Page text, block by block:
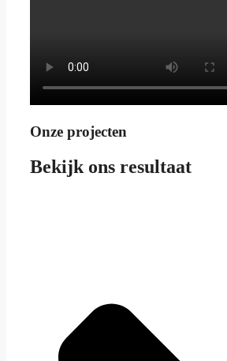
Onze projecten
Bekijk ons resultaat